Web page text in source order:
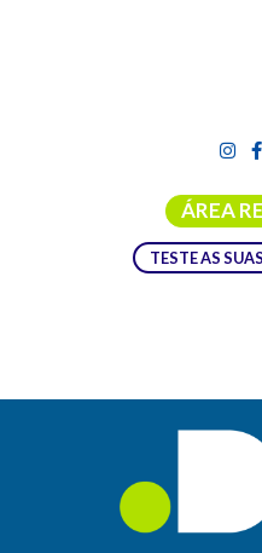
ÁREA
TESTE AS
MEDIDA CHEQUE
DIGITAL –
METODOLOGIA BIM
O BIM (Building Information